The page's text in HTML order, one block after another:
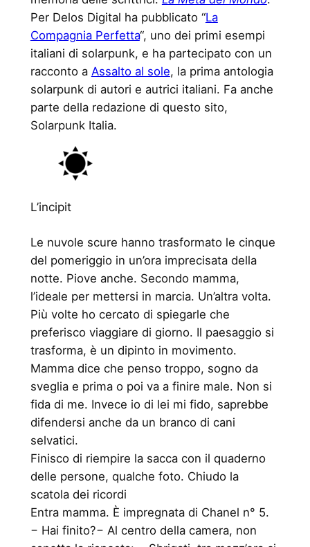
Per Delos Digital ha pubblicato “La
Compagnia Perfetta“, uno dei primi esempi
italiani di solarpunk, e ha partecipato con un
racconto a Assalto al sole, la prima antologia
solarpunk di autori e autrici italiani. Fa anche
parte della redazione di questo sito,
Solarpunk Italia.
L’incipit
Le nuvole scure hanno trasformato le cinque
del pomeriggio in un’ora imprecisata della
notte. Piove anche. Secondo mamma,
l’ideale per mettersi in marcia. Un’altra volta.
Più volte ho cercato di spiegarle che
preferisco viaggiare di giorno. Il paesaggio si
trasforma, è un dipinto in movimento.
Mamma dice che penso troppo, sogno da
sveglia e prima o poi va a finire male. Non si
fida di me. Invece io di lei mi fido, saprebbe
difendersi anche da un branco di cani
selvatici.
Finisco di riempire la sacca con il quaderno
delle persone, qualche foto. Chiudo la
scatola dei ricordi
Entra mamma. È impregnata di Chanel n° 5.
− Hai finito?− Al centro della camera, non